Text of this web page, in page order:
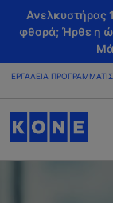
Ανελκυστήρας
φθορά; Ήρθε η
ΕΡΓΑΛΕΊΑ